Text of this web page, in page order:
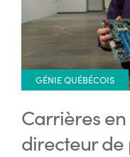
GÉNIE QUÉBÉCOIS
Carrières
directeur de